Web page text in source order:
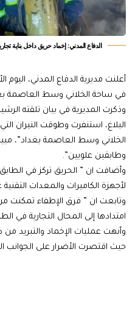
الدفاع المدني: إخماد حريق داخل بناية
أعلنت مديرية الدفاع المدني، اليوم
في ساحة الخلاني وسط العاصمة
وذكرت المديرية في بيان تلقته
البلاغ، استنفرت وطوقت النيران
الخلاني وسط العاصمة بغداد”،
وطابقين علويين”.
وأضافت ان ” الحريق تركز في
لأجهزة الكاميرات والمعدات التقنية على
وتابعت ان ” فرق الإطفاء تمكنت
امتدادها إلى المحال التجارية في
وأنهت عمليات الإخماد والتبريد
حيث اقتصرت الأضرار على الجوانب